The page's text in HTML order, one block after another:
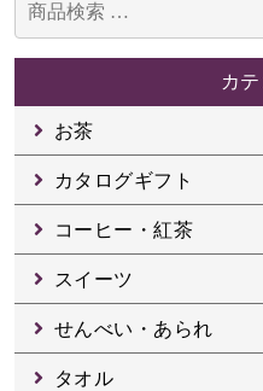
索
対
カ
お茶
カタログギフト
コーヒー・紅茶
スイーツ
せんべい・あられ
タオル
A005-
030